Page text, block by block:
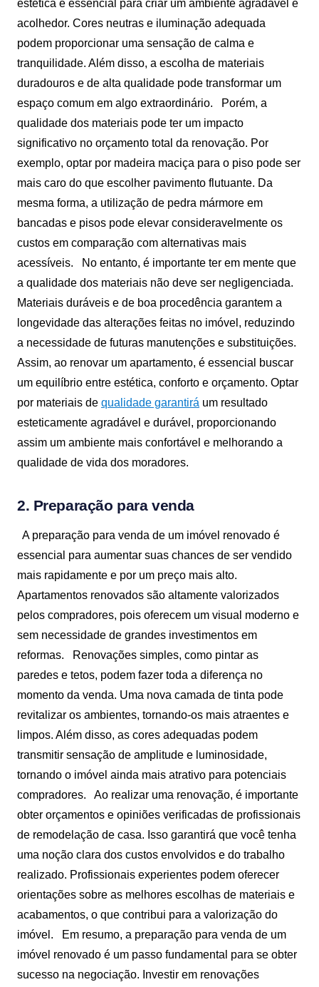
estética é essencial para criar um ambiente agradável e
acolhedor. Cores neutras e iluminação adequada
podem proporcionar uma sensação de calma e
tranquilidade. Além disso, a escolha de materiais
duradouros e de alta qualidade pode transformar um
espaço comum em algo extraordinário.
Porém, a
qualidade dos materiais pode ter um impacto
significativo no orçamento total da renovação. Por
exemplo, optar por madeira maciça para o piso pode ser
mais caro do que escolher pavimento flutuante. Da
mesma forma, a utilização de pedra mármore em
bancadas e pisos pode elevar consideravelmente os
custos em comparação com alternativas mais
acessíveis.
No entanto, é importante ter em mente que
a qualidade dos materiais não deve ser negligenciada.
Materiais duráveis e de boa procedência garantem a
longevidade das alterações feitas no imóvel, reduzindo
a necessidade de futuras manutenções e substituições.
Assim, ao renovar um apartamento, é essencial buscar
um equilíbrio entre estética, conforto e orçamento. Optar
por materiais de qualidade garantirá um resultado
esteticamente agradável e durável, proporcionando
assim um ambiente mais confortável e melhorando a
qualidade de vida dos moradores.
2. Preparação para venda
A preparação para venda de um imóvel renovado é
essencial para aumentar suas chances de ser vendido
mais rapidamente e por um preço mais alto.
Apartamentos renovados são altamente valorizados
pelos compradores, pois oferecem um visual moderno e
sem necessidade de grandes investimentos em
reformas.
Renovações simples, como pintar as
paredes e tetos, podem fazer toda a diferença no
momento da venda. Uma nova camada de tinta pode
revitalizar os ambientes, tornando-os mais atraentes e
limpos. Além disso, as cores adequadas podem
transmitir sensação de amplitude e luminosidade,
tornando o imóvel ainda mais atrativo para potenciais
compradores.
Ao realizar uma renovação, é importante
obter orçamentos e opiniões verificadas de profissionais
de remodelação de casa. Isso garantirá que você tenha
uma noção clara dos custos envolvidos e do trabalho
realizado. Profissionais experientes podem oferecer
orientações sobre as melhores escolhas de materiais e
acabamentos, o que contribui para a valorização do
imóvel.
Em resumo, a preparação para venda de um
imóvel renovado é um passo fundamental para se obter
sucesso na negociação. Investir em renovações